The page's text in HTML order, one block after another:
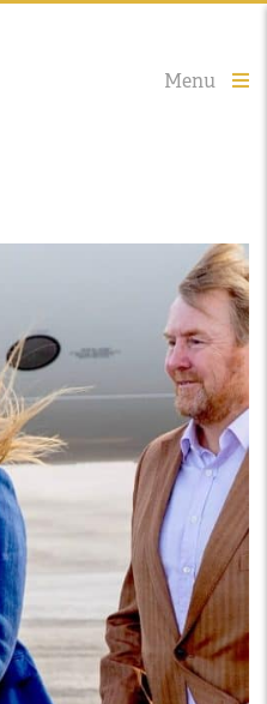
Menu